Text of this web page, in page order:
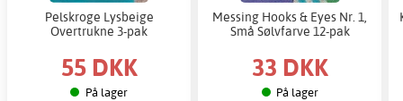
Pelskroge Lysbeige
Overtrukne 3-pak
55 DKK
På lager
Messing Hooks & Eyes Nr. 1,
Små Sølvfarve 12-pak
33 DKK
På lager